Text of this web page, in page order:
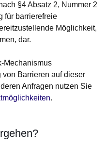
§4 Absatz 2, Nummer 2
für barrierefreie
Möglichkeit,
dar.
Mechanismus
Barrieren auf dieser
Anfragen nutzen Sie
in einem neuen Fenster
.